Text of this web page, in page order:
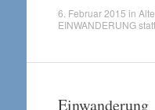
6. Februar 2015 in
EINWANDERUNG